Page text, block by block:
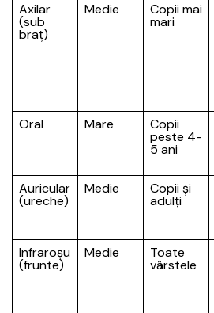
Axilar
(sub
braț)
Medie Copii mai
mari
Oral
Mare Copii
peste 4-
5 ani
Auricular
(ureche)
Medie Copii și
adulți
Infraroșu
(frunte)
Medie Toate
vârstele